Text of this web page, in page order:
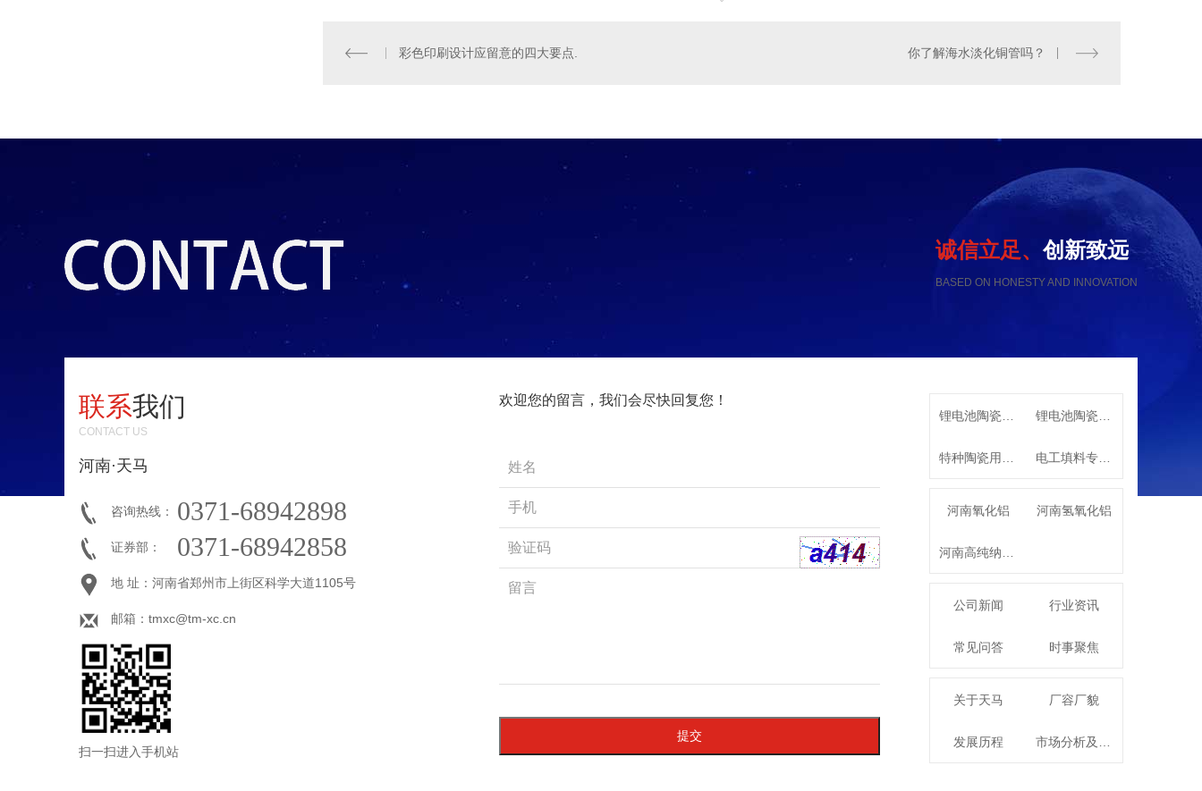
彩色印刷设计应留意的四大要点. 你了解海水淡化铜管吗？
诚信立足、 创新致远
BASED ON HONESTY AND INNOVATION
联系我们
CONTACT US
河南·天马
咨询热线： 0371-68942898
证券部： 0371-68942858
地 址：河南省郑州市上街区科学大道1105号
邮箱：tmxc@tm-xc.cn
扫一扫进入手机站
欢迎您的留言，我们会尽快回复您！
提交
锂电池陶瓷隔膜用高纯氧化铝 锂电池陶瓷隔膜专用高纯勃姆石
特种陶瓷用系列α-氧化铝 电工填料专用特种氧化铝
河南氧化铝 河南氢氧化铝
河南高纯纳米氧化铝
公司新闻 行业资讯
常见问答 时事聚焦
关于天马 厂容厂貌
发展历程 市场分析及发展